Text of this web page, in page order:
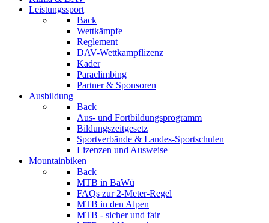
Leistungssport
Back
Wettkämpfe
Reglement
DAV-Wettkampflizenz
Kader
Paraclimbing
Partner & Sponsoren
Ausbildung
Back
Aus- und Fortbildungsprogramm
Bildungszeitgesetz
Sportverbände & Landes-Sportschulen
Lizenzen und Ausweise
Mountainbiken
Back
MTB in BaWü
FAQs zur 2-Meter-Regel
MTB in den Alpen
MTB - sicher und fair